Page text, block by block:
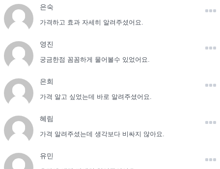
은숙
가격하고 효과 자세히 알려주셨어요.
영진
궁금한점 꼼꼼하게 물어볼수 있었어요.
은희
가격 알고 싶었는데 바로 알려주셨어요.
혜림
가격 알려주셨는데 생각보다 비싸지 않아요.
유민